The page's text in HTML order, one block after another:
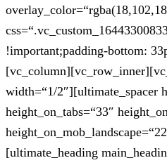
!important;padding-bottom:
width=“1/2″][ultimate_spacer
height_on_tabs=“33″
[ultimate_heading